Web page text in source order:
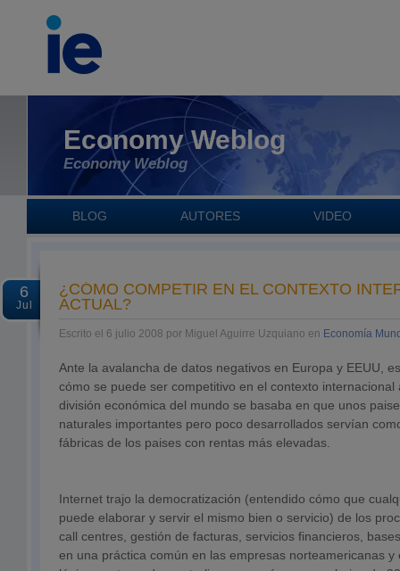
Economy Weblog
Economy Weblog
BLOG AUTORES VIDEO
6
Jul
¿CÓMO COMPETIR EN EL CONTEXTO
ACTUAL?
Escrito el 6 julio 2008 por Miguel Aguirre Uzquiano en Economía
Ante la avalancha de datos negativos en Europa y EEUU,
cómo se puede ser competitivo en el contexto internacional
división económica del mundo se basaba en que unos
naturales importantes pero poco desarrollados servían
fábricas de los paises con rentas más elevadas.
Internet trajo la democratización (entendido cómo que
puede elaborar y servir el mismo bien o servicio) de los
call centres, gestión de facturas, servicios financieros,
en una práctica común en las empresas norteamericanas y